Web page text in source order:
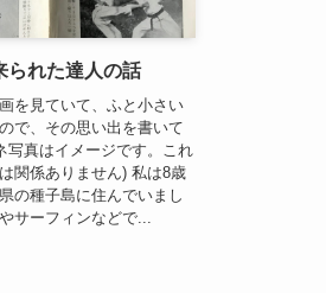
られた達人の話
を見ていて、ふと小さい
で、その思い出を書いて
写真はイメージです。これ
関係ありません) 私は8歳
の種子島に住んでいまし
サーフィンなどで...